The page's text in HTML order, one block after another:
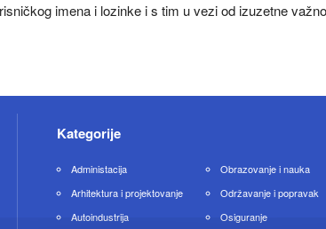
imena i lozinke i s tim u vezi od izuzetne
Kategorije
Administacija
Arhitektura i projektovanje
Autoindustrija
Obrazovanje i nauka
Održavanje i popravak
Osiguranje